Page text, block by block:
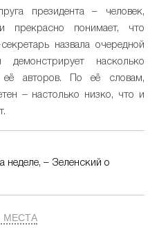
президента – человек,
прекрасно понимает, что
назвала очередной
демонстрирует насколько
авторов. По её словам,
– настолько низко, что и
неделе, – Зеленский о
МЕСТА